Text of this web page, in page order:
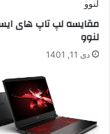
مقایسه لپ تاپ های
لنوو
دی 11, 1401